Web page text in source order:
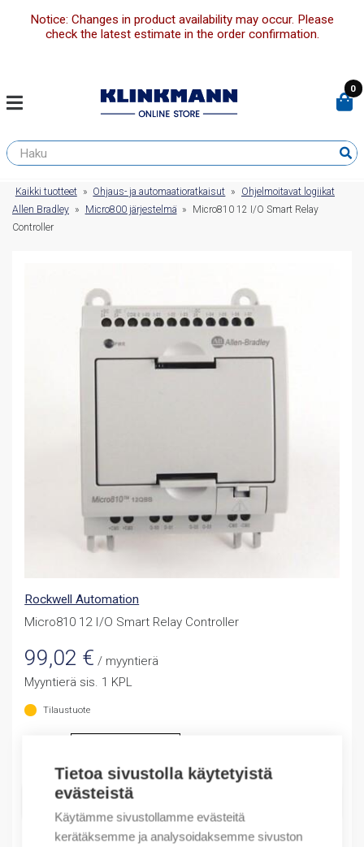
Tietoa sivustolla käytetyistä
evästeistä
Käytämme sivustollamme evästeitä
kerätäksemme ja analysoidaksemme sivuston
Notice: Changes in product availability may occur. Please
check the latest estimate in the order confirmation.
0
Kaikki tuotteet » Ohjaus- ja automaatioratkaisut »
Ohjelmoitavat logiikat
Allen Bradley » Micro800 järjestelmä »
Micro810 12 I/O Smart Relay
Controller
Rockwell Automation
Micro810 12 I/O Smart Relay Controller
99,02 € / myyntierä
Myyntierä sis. 1 KPL
Tilaustuote
LISÄÄ OSTOSKORIIN